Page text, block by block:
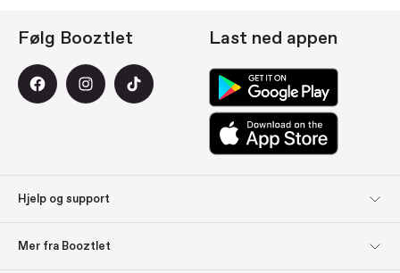
Hjelp og support
Mer fra Booztlet
Følg Booztlet Last ned appen